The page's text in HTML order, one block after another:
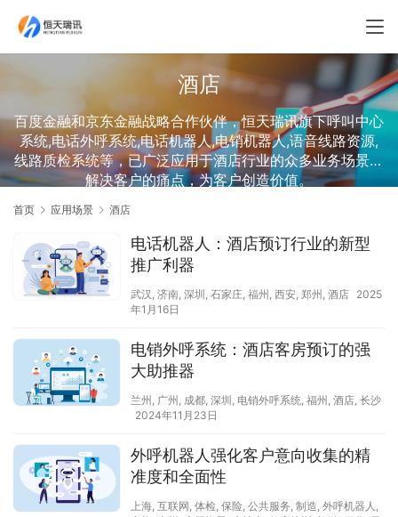
酒店
百度金融和京东金融战略合作伙伴，恒天瑞讯旗下呼叫中心
系统,电话外呼系统,电话机器人,电销机器人,语音线路资源,
线路质检系统等，已广泛应用于酒店行业的众多业务场景，
解决客户的痛点，为客户创造价值。
首页 应用场景 酒店
电话机器人：酒店预订行业的新型
推广利器
武汉 , 济南, 深圳 , 石家庄, 福州 , 西安, 郑州 , 酒店 2025
年1月16日
电销外呼系统：酒店客房预订的强
大助推器
兰州 , 广州 , 成都, 深圳 , 电销外呼系统, 福州 , 酒店, 长沙
2024年11月23日
外呼机器人强化客户意向收集的精
准度和全面性
上海, 互联网, 体检, 保险, 公共服务, 制造, 外呼机器人 ,